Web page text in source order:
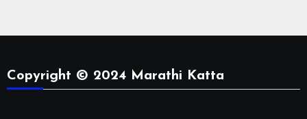
Copyright © 2024 Marathi Katta